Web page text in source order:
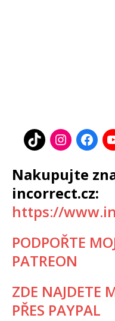
Nakupujte
incorrect.cz:
https://
PODPOŘTE
PATREON
ZDE NAJDETE
PŘES PAYPAL